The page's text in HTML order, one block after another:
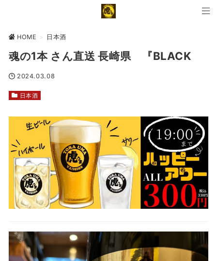
HOME > 日本酒
魂の1本 さん直送 長崎県 『BLACK
2024.03.08
日本酒